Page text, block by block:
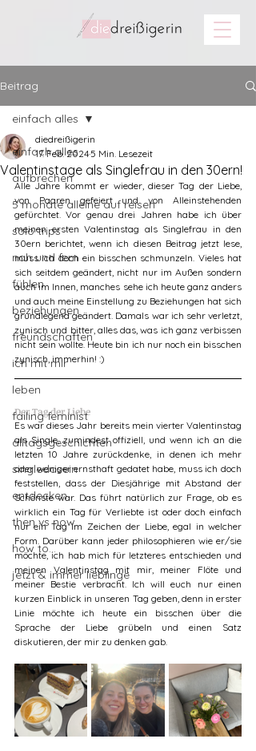
Beitrag
einfach alles
aufbrechen
5 monate alleine auf reisen
solo trips
nah und fern
fühlen
beziehungen
freundschaften
ich mit mir
leben
failing feminist
alltagsgeschichten
singledasein
entdecken
then vs now
how to...
jetzt & immer lieblinge
einfach alles
Valentinstage als Singlefrau in den 30ern!
diedreißigerin
17. Feb. 20245 Min. Lesezeit
Alle Jahre kommt er wieder, dieser Tag der Liebe,
von Paaren gefeiert und von Alleinstehenden
gefürchtet. Vor genau drei Jahren habe ich über
meinen ersten Valentinstag als Singlefrau in den
30ern berichtet, wenn ich diesen Beitrag jetzt lese,
muss ich doch ein bisschen schmunzeln. Vieles hat
sich seitdem geändert, nicht nur im Außen sondern
auch im Innen, manches sehe ich heute ganz anders
und auch meine Einstellung zu Beziehungen hat sich
grundlegend geändert. Damals war ich sehr verletzt,
zynisch und bitter, alles das, was ich ganz verbissen
nicht sein wollte. Heute bin ich nur noch ein bisschen
zynisch, immerhin! :)
Der Tag der Liebe
Es war dieses Jahr bereits mein vierter Valentinstag
als Single, zumindest offiziell, und wenn ich an die
letzten 10 Jahre zurückdenke, in denen ich mehr
oder weniger ernsthaft gedatet habe, muss ich doch
feststellen, dass der Diesjährige mit Abstand der
Schönste war. Das führt natürlich zur Frage, ob es
wirklich ein Tag für Verliebte ist oder doch einfach
nur ein Tag im Zeichen der Liebe, egal in welcher
Form. Darüber kann jeder philosophieren wie er/sie
möchte, ich hab mich für letzteres entschieden und
meinen Valentinstag mit mir, meiner Flöte und
meiner Bestie verbracht. Ich will euch nur einen
kurzen Einblick in unseren Tag geben, denn in erster
Linie möchte ich heute ein bisschen über die
Sprache der Liebe grübeln und einen Satz
diskutieren, der mir zu denken gab.